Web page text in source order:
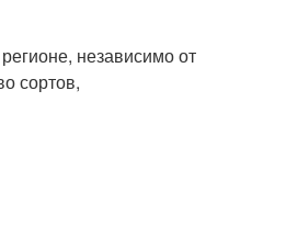
независимо от
сортов,